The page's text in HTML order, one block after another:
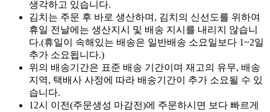
생각하고 있습니다.
김치는 주문 후 바로 생산하며, 김치의 신선도를 위하여
휴일 전날에는 생산지시 및 배송 지시를 내리지 않습니
다.(휴일이 속해있는 배송은 일반배송 소요일보다 1~2일
추가 소요됩니다.)
위의 배송기간은 표준 배송 기간이며 재고의 유무, 배송
지역, 택배사 사정에 따라 배송기간이 추가 소요될 수 있
습니다.
12시 이전(주문생성 마감전)에 주문하시면 보다 빠르게